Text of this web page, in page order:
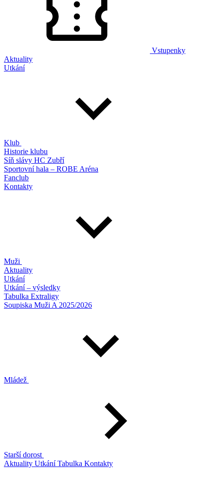
Vstupenky
Aktuality
Utkání
Klub
Historie klubu
Síň slávy HC Zubří
Sportovní hala – ROBE Aréna
Fanclub
Kontakty
Muži
Aktuality
Utkání
Utkání – výsledky
Tabulka Extraligy
Soupiska Muži A 2025/2026
Mládež
Starší dorost
Aktuality UtkáníTabulka Kontakty